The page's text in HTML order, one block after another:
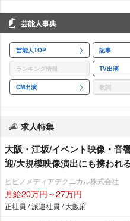
芸能人事典
芸能人TOP 記事
ランキング情報 TV出演
CM出演 歌詞
求人特集
大阪・江坂/イベント映像・音
迎/大規模映像演出にも携われ
ヒビノメディアテクニカル株式会社
月給20万円～27万円
正社員 / 派遣社員 / 大阪府